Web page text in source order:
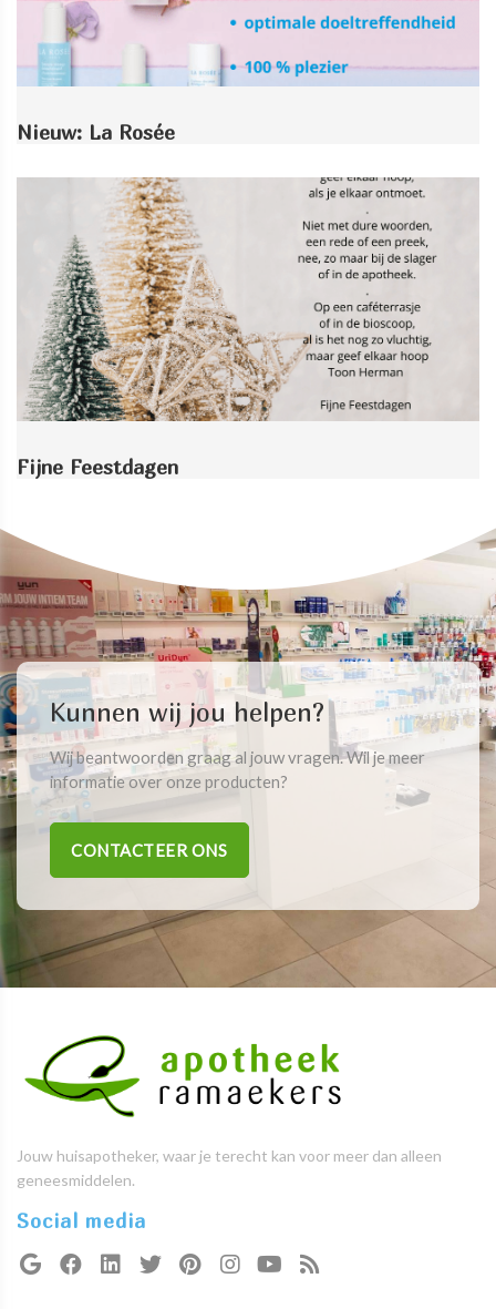
Nieuw: La Rosée
Fijne Feestdagen
Kunnen wij jou helpen?
Wij beantwoorden graag al jouw vragen. Wil je meer
informatie over onze producten?
CONTACTEER ONS
Jouw huisapotheker, waar je terecht kan voor meer dan alleen
geneesmiddelen.
Social media